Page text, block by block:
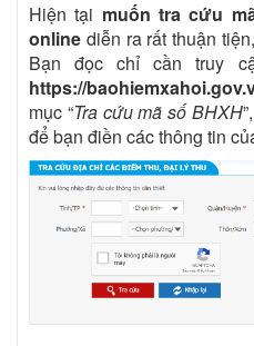
Hiện tại muốn tra cứu
online diễn ra rất thuận
Bạn đọc chỉ cần truy
https://
mục “Tra cứu mã số BHXH
để bạn điền các thông tin